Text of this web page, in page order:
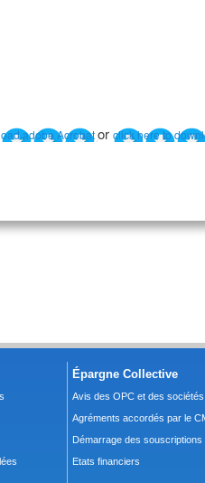
adobe Acrobator click here to
Épargne Collective
Avis des OPC et des
Agréments accordés par le
Démarrage des souscriptions
Etats financiers